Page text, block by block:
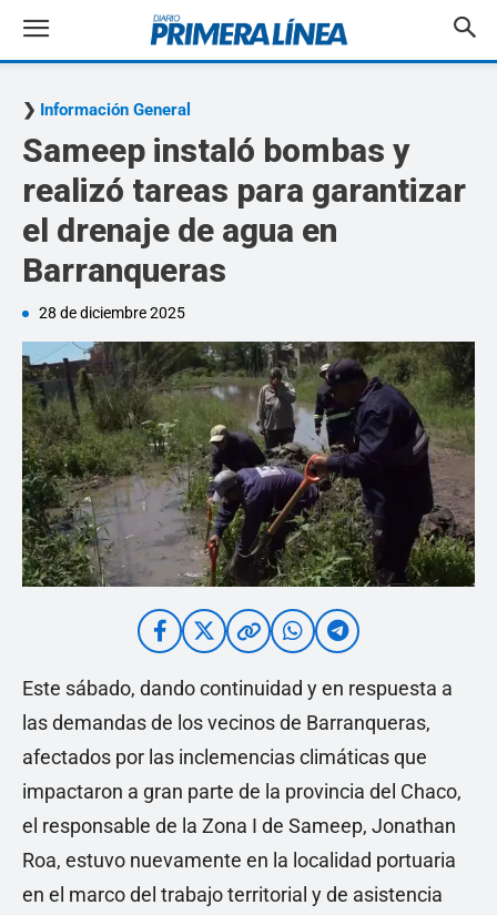
Información General
Sameep instaló bombas y
realizó tareas para garantizar
el drenaje de agua en
Barranqueras
28 de diciembre 2025
Este sábado, dando continuidad y en respuesta a
las demandas de los vecinos de Barranqueras,
afectados por las inclemencias climáticas que
impactaron a gran parte de la provincia del Chaco,
el responsable de la Zona I de Sameep, Jonathan
Roa, estuvo nuevamente en la localidad portuaria
en el marco del trabajo territorial y de asistencia